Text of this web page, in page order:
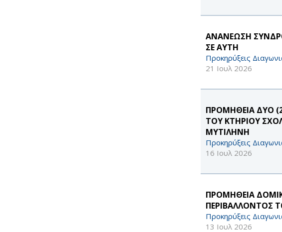
ΑΝΑΝΕΩΣΗ
ΣΕ ΑΥΤΗ
Προκηρύξεις
21 Ιουλ 2026
ΠΡΟΜΗΘΕΙΑ ΔΥΟ
ΤΟΥ ΚΤΗΡΙΟΥ
ΜΥΤΙΛΗΝΗ
Προκηρύξεις
16 Ιουλ 2026
ΠΡΟΜΗΘΕΙΑ
ΠΕΡΙΒΑΛΛΟΝΤΟΣ
Προκηρύξεις
13 Ιουλ 2026